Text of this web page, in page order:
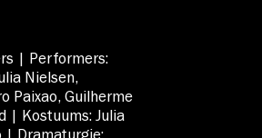
| Performers:
Nielsen,
Paixao, Guilherme
| Kostuums: Julia
| Dramaturgie: